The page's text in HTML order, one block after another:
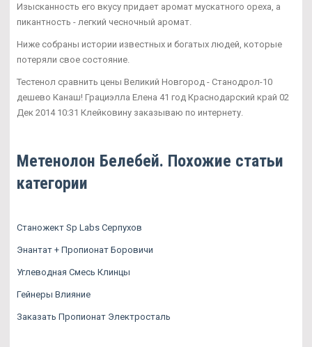
Изысканность его вкусу придает аромат мускатного ореха, а
пикантность - легкий чесночный аромат.
Ниже собраны истории известных и богатых людей, которые
потеряли свое состояние.
Тестенол сравнить цены Великий Новгород - Станодрол-10
дешево Канаш! Грациэлла Елена 41 год Краснодарский край 02
Дек 2014 10:31 Клейковину заказываю по интернету.
Метенолон Белебей. Похожие статьи
категории
Станожект Sp Labs Серпухов
Энантат + Пропионат Боровичи
Углеводная Смесь Клинцы
Гейнеры Влияние
Заказать Пропионат Электросталь